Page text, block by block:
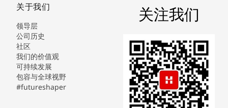
关于我们
领导层
公司历史
社区
我们的价值观
可持续发展
包容与全球视野
#futureshaper
关注我们